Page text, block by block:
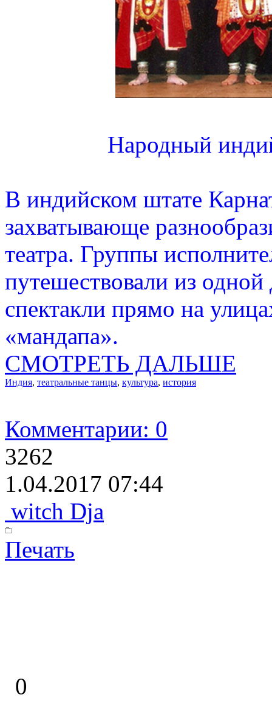
Народный
В индийском штате
захватывающе
театра. Группы
путешествовали из
спектакли прямо на
«мандапа».
СМОТРЕТЬ ДАЛЬШЕ
Индия, театральные танцы, культура, история
Комментарии: 0
3262
1.04.2017 07:44
witch Dja
Печать
0